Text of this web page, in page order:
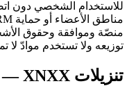
للاستخدام الشخصي دون
منصّة وموافقة وحقوق
توزيعه ولا تستخدم موادّ لا
تنزيلات XNXX — أسئلة شائعة